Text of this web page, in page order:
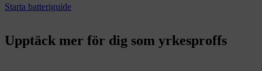
Starta batteriguide
Upptäck mer för dig som yrkesproffs